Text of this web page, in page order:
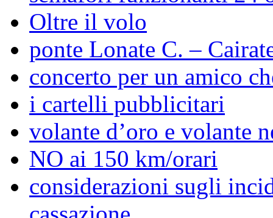
Oltre il volo
ponte Lonate C. –
concerto per un amico
i cartelli pubblicitari
volante d’oro e volante
NO ai 150 km/orari
considerazioni sugli